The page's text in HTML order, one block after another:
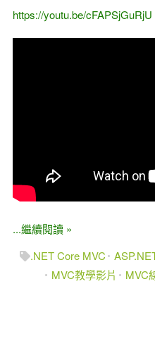
https://youtu.be/cFAPSjGuRjU
...繼續閱讀 »
.NET Core MVC
MVC教學影片
MVC